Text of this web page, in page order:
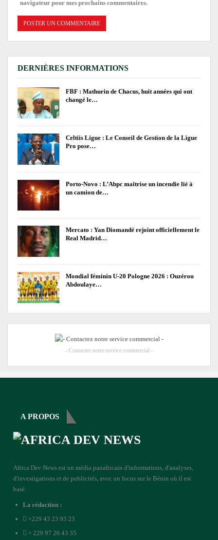
navigateur pour mes prochains commentaires.
DERNIÈRES INFORMATIONS
FBF : Mathurin de Chacus, huit années qui ont
changé le…
Celtiis Ligue : Le Conseil de Gestion de la Ligue
Pro pose…
Porto-Novo : L’Abpc maîtrise un incendie lié à
un camion de…
Mercato : Yan Diomandé rejoint officiellement le
Real Madrid…
Mondial féminin U-20 Pologne 2026 : Ouzérou
Abdoulaye…
- Contactez notre service commercial -
A PROPOS
Africa Dev News est un média panafricain d'informations, d'analyses,
d'investigations et de publicités, avec un focus sur le Bénin où il est
basé.
La rédaction :
+229 43 23 93 23
+ 229 97 26 43 35